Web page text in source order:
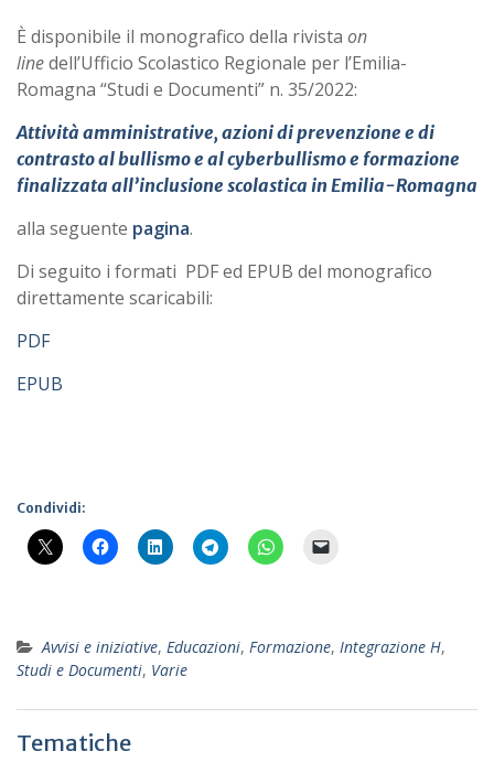
È disponibile il monografico della rivista on
linedell’Ufficio Scolastico Regionale per l’Emilia-
Romagna “Studi e Documenti” n. 35/2022:
Attività amministrative, azioni di prevenzione e di
contrasto al bullismo e al cyberbullismo e formazione
finalizzata all’inclusione scolastica in Emilia-Romagna
alla seguente pagina.
Di seguito i formati PDF ed EPUB del monografico
direttamente scaricabili:
PDF
EPUB
Condividi:
Avvisi e iniziative, Educazioni, Formazione, Integrazione H,
Studi e Documenti, Varie
Tematiche